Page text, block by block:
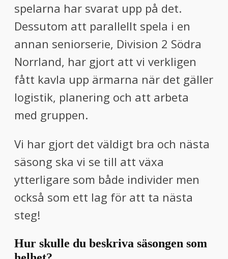
spelarna har svarat upp på det.
Dessutom att parallellt spela i en
annan seniorserie, Division 2 Södra
Norrland, har gjort att vi verkligen
fått kavla upp ärmarna när det gäller
logistik, planering och att arbeta
med gruppen.
Vi har gjort det väldigt bra och nästa
säsong ska vi se till att växa
ytterligare som både individer men
också som ett lag för att ta nästa
steg!
Hur skulle du beskriva säsongen som